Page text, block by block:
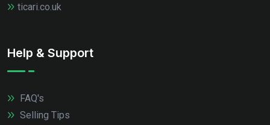
ticari.co.uk
Help & Support
FAQ's
Selling Tips